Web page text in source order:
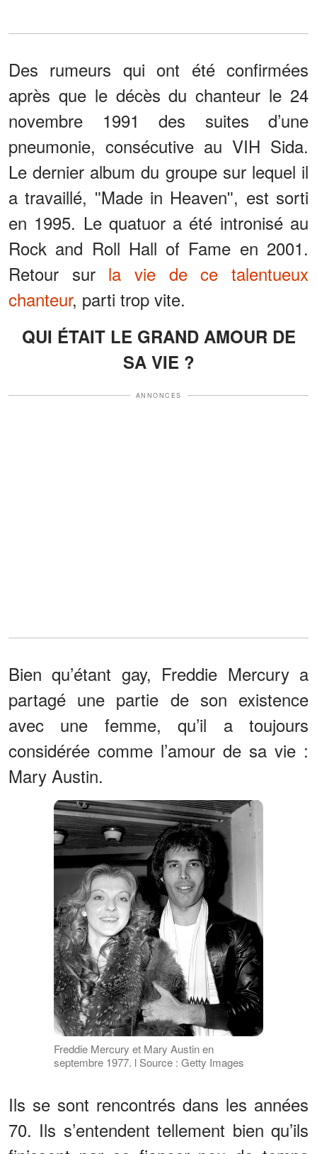
Des rumeurs qui ont été confirmées
après que le décès du chanteur le 24
novembre 1991 des suites d’une
pneumonie, consécutive au VIH Sida.
Le dernier album du groupe sur lequel il
a travaillé, ʺMade in Heavenʺ, est sorti
en 1995. Le quatuor a été intronisé au
Rock and Roll Hall of Fame en 2001.
Retour sur la vie de ce talentueux
chanteur, parti trop vite.
QUI ÉTAIT LE GRAND AMOUR DE
SA VIE ?
ANNONCES
Bien qu’étant gay, Freddie Mercury a
partagé une partie de son existence
avec une femme, qu’il a toujours
considérée comme l’amour de sa vie :
Mary Austin.
Freddie Mercury et Mary Austin en
septembre 1977. l Source : Getty Images
Ils se sont rencontrés dans les années
70. Ils s’entendent tellement bien qu’ils